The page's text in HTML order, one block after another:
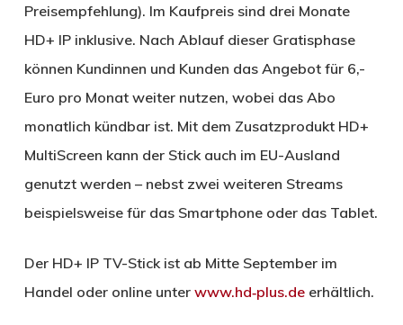
Preisempfehlung). Im Kaufpreis sind drei Monate
HD+ IP inklusive. Nach Ablauf dieser Gratisphase
können Kundinnen und Kunden das Angebot für 6,-
Euro pro Monat weiter nutzen, wobei das Abo
monatlich kündbar ist. Mit dem Zusatzprodukt HD+
MultiScreen kann der Stick auch im EU-Ausland
genutzt werden – nebst zwei weiteren Streams
beispielsweise für das Smartphone oder das Tablet.
Der HD+ IP TV-Stick ist ab Mitte September im
Handel oder online unter www.hd‑plus.deerhältlich.